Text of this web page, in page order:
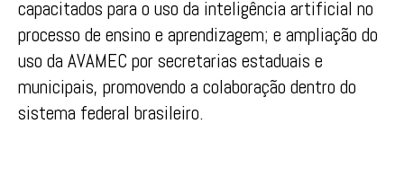
capacitados para o uso da inteligência artificial no
processo de ensino e aprendizagem; e ampliação do
uso da AVAMEC por secretarias estaduais e
municipais, promovendo a colaboração dentro do
sistema federal brasileiro.